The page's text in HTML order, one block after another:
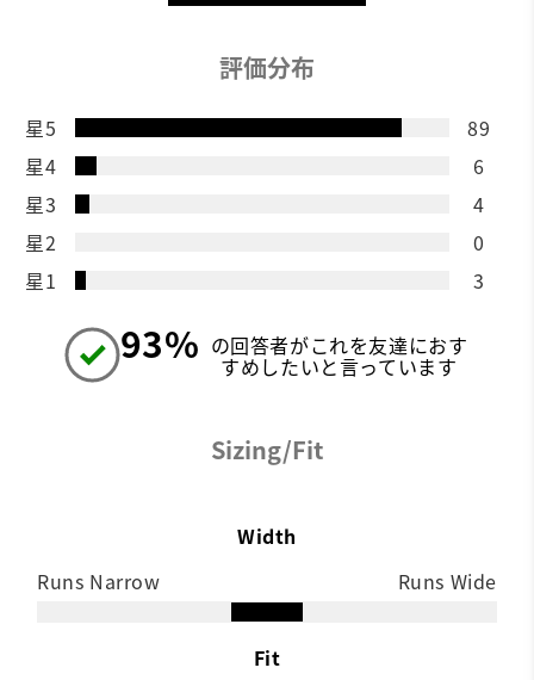
評価分布
星5
89
星4
6
星3
4
星2
0
星1
3
93% の回答者がこれを友達におす
すめしたいと言っています
Sizing/Fit
Width
Runs Narrow
Runs Wide
Fit